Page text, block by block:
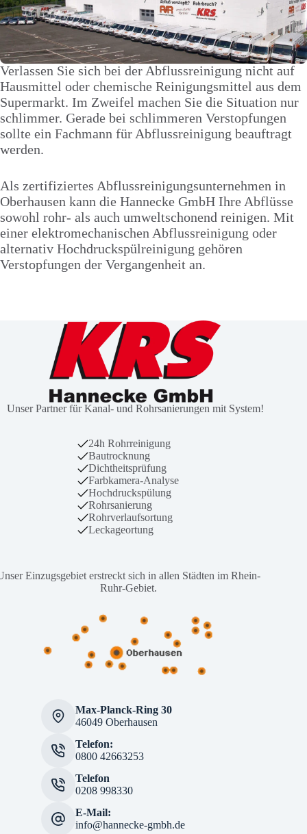
Verlassen Sie sich bei der Abflussreinigung nicht auf
Hausmittel oder chemische Reinigungsmittel aus dem
Supermarkt. Im Zweifel machen Sie die Situation nur
schlimmer. Gerade bei schlimmeren Verstopfungen
sollte ein Fachmann für Abflussreinigung beauftragt
werden.
Als zertifiziertes Abflussreinigungsunternehmen in
Oberhausen kann die Hannecke GmbH Ihre Abflüsse
sowohl rohr- als auch umweltschonend reinigen. Mit
einer elektromechanischen Abflussreinigung oder
alternativ Hochdruckspülreinigung gehören
Verstopfungen der Vergangenheit an.
Unser Partner für Kanal- und Rohrsanierungen mit System!
24h Rohrreinigung
Bautrocknung
Dichtheitsprüfung
Farbkamera-Analyse
Hochdruckspülung
Rohrsanierung
Rohrverlaufsortung
Leckageortung
Einzugsgebiet erstreckt sich in allen Städten im Rhein-
Ruhr-Gebiet.
Max-Planck-Ring 30
46049 Oberhausen
Telefon:
0800 42663253
Telefon
0208 998330
E-Mail:
info@hannecke-gmbh.de